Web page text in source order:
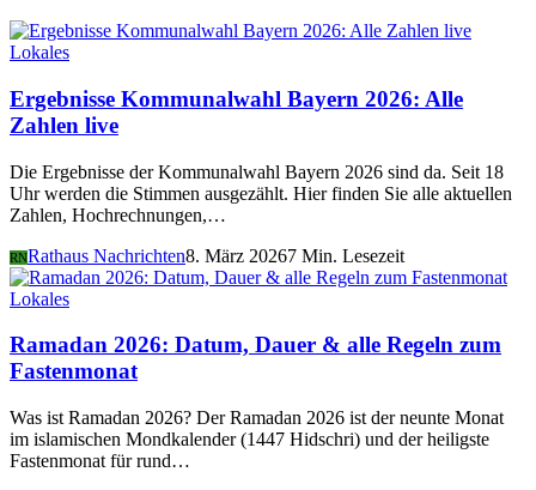
Lokales
Ergebnisse Kommunalwahl Bayern 2026: Alle
Zahlen live
Die Ergebnisse der Kommunalwahl Bayern 2026 sind da. Seit 18
Uhr werden die Stimmen ausgezählt. Hier finden Sie alle aktuellen
Zahlen, Hochrechnungen,…
RNRathaus Nachrichten8. März 20267 Min. Lesezeit
Lokales
Ramadan 2026: Datum, Dauer & alle Regeln zum
Fastenmonat
Was ist Ramadan 2026? Der Ramadan 2026 ist der neunte Monat
im islamischen Mondkalender (1447 Hidschri) und der heiligste
Fastenmonat für rund…